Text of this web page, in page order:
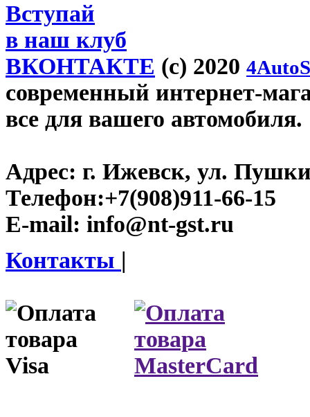
Вступай
в наш клуб
ВКОНТАКТЕ (c) 2020
современный интернет-
все для вашего автомобиля.
Адрес: г. Ижевск, ул.
Телефон:+7(908)911-66-15
E-mail: info@nt-gst.ru
Контакты |